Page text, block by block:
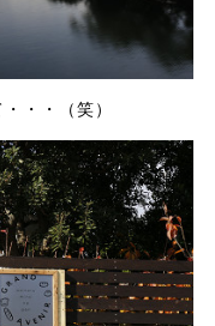
・・（笑）